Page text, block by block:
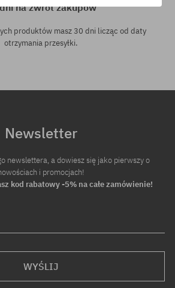
na zwrot zakupów
produktów masz 30 dni licząc od daty
otrzymania przesyłki.
Newsletter
newslettera, a dowiesz się jako pierwszy o
i promocjach!
kod rabatowy -5% na całe zamówienie!
WYŚLIJ